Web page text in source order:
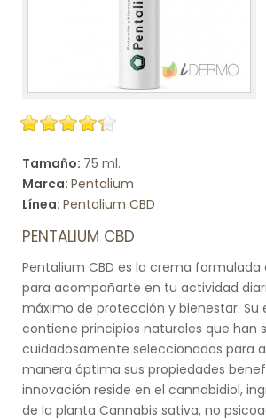
Tamaño: 75 ml.
Marca: Pentalium
Línea: Pentalium CBD
PENTALIUM CBD
Pentalium CBD es la crema
para acompañarte en tu actividad
máximo de protección y bienestar. Su
contiene principios naturales que han
cuidadosamente seleccionados para
manera óptima sus propiedades
innovación reside en el cannabidiol,
de la planta Cannabis sativa, no